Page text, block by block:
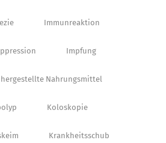
Immunreaktion
Impfung
Nahrungsmittel
Koloskopie
Krankheitsschub